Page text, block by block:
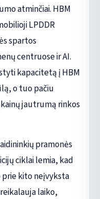
atminčiai. HBM
LPDDR
spartos
centruose ir AI.
kapacitetą į HBM
o tuo pačiu
jautrumą rinkos
pramonės
ciklai lemia, kad
kito neįvyksta
laiko,